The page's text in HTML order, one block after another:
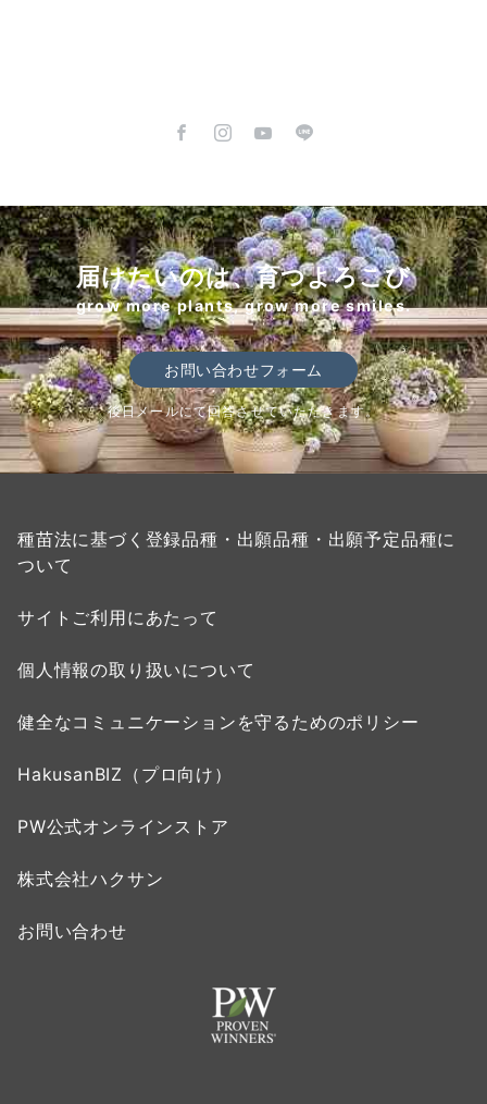
届けたいのは、育つよろこび
grow more plants, grow more smiles.
お問い合わせフォーム
後日メールにて回答させていただきます。
種苗法に基づく登録品種・出願品種・出願予定品種に
ついて
サイトご利用にあたって
個人情報の取り扱いについて
健全なコミュニケーションを守るためのポリシー
HakusanBIZ（プロ向け）
PW公式オンラインストア
株式会社ハクサン
お問い合わせ